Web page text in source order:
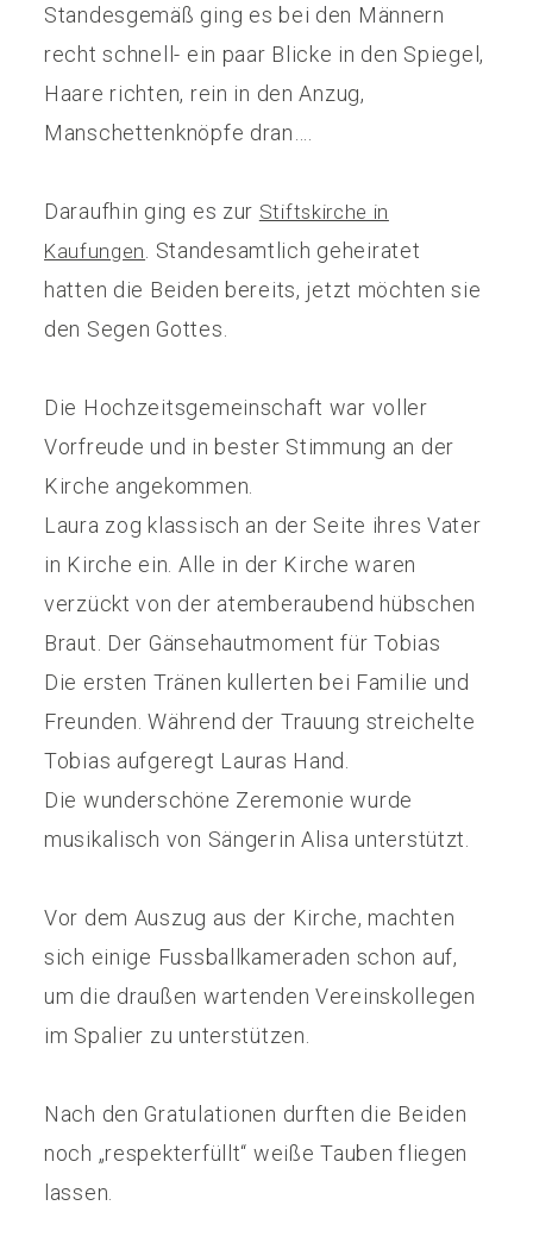
Standesgemäß ging es bei den Männern
recht schnell- ein paar Blicke in den Spiegel,
Haare richten, rein in den Anzug,
Manschettenknöpfe dran….
Daraufhin ging es zur Stiftskirche in
Kaufungen. Standesamtlich geheiratet
hatten die Beiden bereits, jetzt möchten sie
den Segen Gottes.
Die Hochzeitsgemeinschaft war voller
Vorfreude und in bester Stimmung an der
Kirche angekommen.
Laura zog klassisch an der Seite ihres Vater
in Kirche ein. Alle in der Kirche waren
verzückt von der atemberaubend hübschen
Braut. Der Gänsehautmoment für Tobias
Die ersten Tränen kullerten bei Familie und
Freunden. Während der Trauung streichelte
Tobias aufgeregt Lauras Hand.
Die wunderschöne Zeremonie wurde
musikalisch von Sängerin Alisa unterstützt.
Vor dem Auszug aus der Kirche, machten
sich einige Fussballkameraden schon auf,
um die draußen wartenden Vereinskollegen
im Spalier zu unterstützen.
Nach den Gratulationen durften die Beiden
noch „respekterfüllt“ weiße Tauben fliegen
lassen.